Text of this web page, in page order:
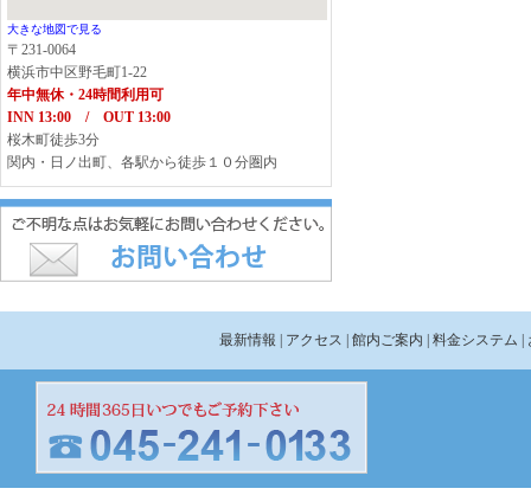
大きな地図で見る
〒231-0064
横浜市中区野毛町1-22
年中無休・24時間利用可
INN 13:00 / OUT 13:00
桜木町徒歩3分
関内・日ノ出町、各駅から徒歩１０分圏内
最新情報 | アクセス | 館内ご案内 | 料金システム